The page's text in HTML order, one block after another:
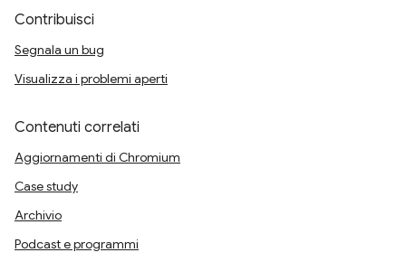
Contribuisci
Segnala un bug
Visualizza i problemi aperti
Contenuti correlati
Aggiornamenti di Chromium
Case study
Archivio
Podcast e programmi